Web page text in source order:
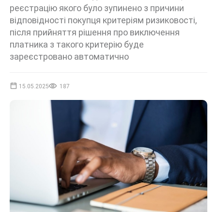
реєстрацію якого було зупинено з причини
відповідності покупця критеріям ризиковості,
після прийняття рішення про виключення
платника з такого критерію буде
зареєстровано автоматично
15.05.2025 187